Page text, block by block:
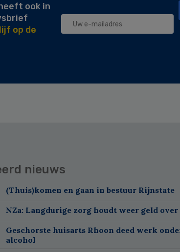
ook in
op de
nieuws
(Thuis)komen en gaan in bestuur Rijnstate
NZa: Langdurige zorg houdt weer geld over
Geschorste huisarts Rhoon deed werk
alcohol